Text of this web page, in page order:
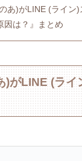
のあ)がLINE (ライン
因は？』まとめ
)がLINE (ライ